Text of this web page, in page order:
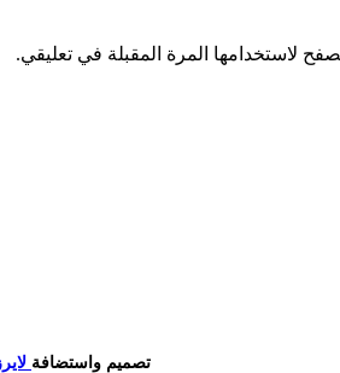
لاستخدامها المرة المقبلة في تعليقي.
تصميم واستضافة